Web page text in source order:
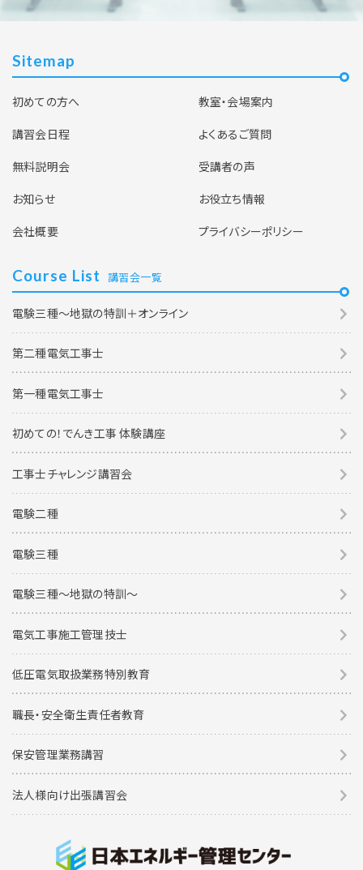
Sitemap
初めての方へ
教室・会場案内
講習会日程
よくあるご質問
無料説明会
受講者の声
お知らせ
お役立ち情報
会社概要
プライバシーポリシー
Course List 講習会一覧
電験三種～地獄の特訓＋オンライン
第二種電気工事士
第一種電気工事士
初めての！でんき工事 体験講座
工事士チャレンジ講習会
電験二種
電験三種
電験三種〜地獄の特訓〜
電気工事施工管理技士
低圧電気取扱業務特別教育
職長・安全衛生責任者教育
保安管理業務講習
法人様向け出張講習会